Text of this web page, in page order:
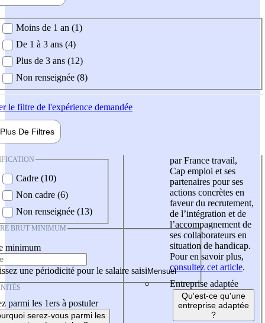
demandée
Moins de 1 an (1)
De 1 à 3 ans (4)
Plus de 3 ans (12)
Non renseignée (8)
le filtre de l'expérience demandée
Plus De Filtres
Cadre (10)
Non cadre (6)
Non renseignée (13)
BRUT MINIMUM
minimum
une périodicité pour le salaire saisi
parmi les 1ers à postuler
serez-vous parmi les
par France travail,
Cap emploi et ses
partenaires pour ses
actions concrètes en
faveur du recrutement,
de l’intégration et de
l’accompagnement de
ses collaborateurs en
situation de handicap.
Pour en savoir plus,
consultez cet article.
Entreprise adaptée
Qu'est-ce qu'une
entreprise adaptée
?